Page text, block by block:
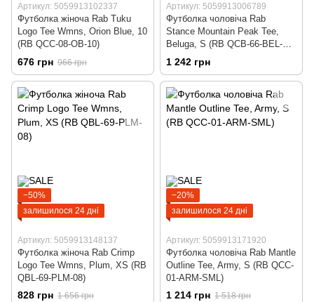
Артикул: 5059913102337
Футболка жіноча Rab Tuku
Logo Tee Wmns, Orion Blue, 10
(RB QCC-08-OB-10)
676 грн 966 грн
Артикул: 5059913006789
Футболка чоловіча Rab
Stance Mountain Peak Tee,
Beluga, S (RB QCB-66-BEL-
SML)
1 242 грн
−50%
залишилося 24 дні
Артикул: 5059913148137
Футболка жіноча Rab Crimp
Logo Tee Wmns, Plum, XS (RB
QBL-69-PLM-08)
828 грн 1 656 грн
−20%
залишилося 24 дні
Артикул: 5059913171920
Футболка чоловіча Rab Mantle
Outline Tee, Army, S (RB QCC-
01-ARM-SML)
1 214 грн 1 518 грн